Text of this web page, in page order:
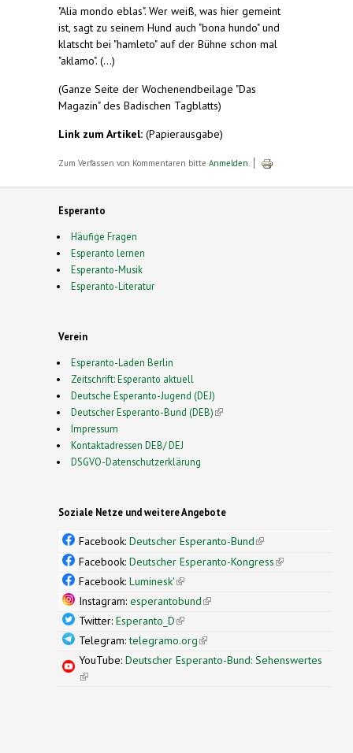
"Alia mondo eblas". Wer weiß, was hier gemeint
ist, sagt zu seinem Hund auch "bona hundo" und
klatscht bei "hamleto" auf der Bühne schon mal
"aklamo". (...)
(Ganze Seite der Wochenendbeilage "Das
Magazin" des Badischen Tagblatts)
Link zum Artikel: (Papierausgabe)
Zum Verfassen von Kommentaren bitte Anmelden
Esperanto
Häufige Fragen
Esperanto lernen
Esperanto-Musik
Esperanto-Literatur
Verein
Esperanto-Laden Berlin
Zeitschrift: Esperanto aktuell
Deutsche Esperanto-Jugend (DEJ)
Deutscher Esperanto-Bund (DEB)(link is external)
Impressum
Kontaktadressen DEB/ DEJ
DSGVO-Datenschutzerklärung
Soziale Netze und weitere Angebote
Facebook: Deutscher Esperanto-Bund(link is
external)
Facebook: Deutscher Esperanto-Kongress(link is
Facebook: Luminesk'(link is external)
Instagram: esperantobund(link is external)
Twitter: Esperanto_D(link is external)
Telegram:telegramo.org(link is external)
YouTube: Deutscher Esperanto-Bund: Sehenswertes
(link is external)